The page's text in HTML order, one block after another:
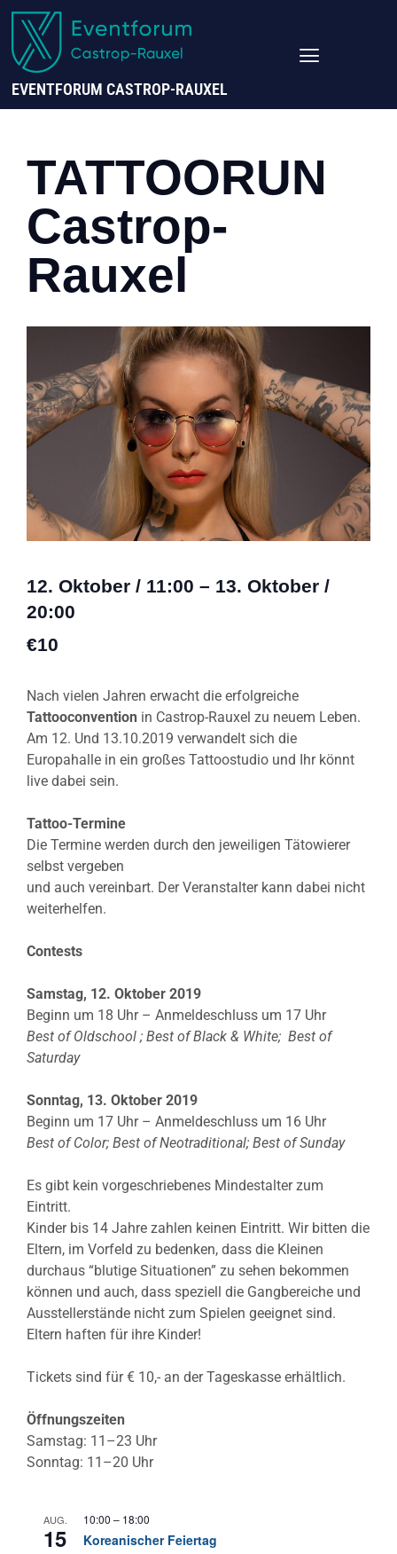
EVENTFORUM CASTROP-RAUXEL
TATTOORUN
Castrop-
Rauxel
12. Oktober / 11:00 – 13. Oktober /
20:00
€10
Nach vielen Jahren erwacht die erfolgreiche
Tattooconvention in Castrop-Rauxel zu neuem Leben.
Am 12. Und 13.10.2019 verwandelt sich die
Europahalle in ein großes Tattoostudio und Ihr könnt
live dabei sein.
Tattoo-Termine
Die Termine werden durch den jeweiligen Tätowierer
selbst vergeben
und auch vereinbart. Der Veranstalter kann dabei nicht
weiterhelfen.
Contests
Samstag, 12. Oktober 2019
Beginn um 18 Uhr – Anmeldeschluss um 17 Uhr
Best of Oldschool ; Best of Black & White; Best of
Saturday
Sonntag, 13. Oktober 2019
Beginn um 17 Uhr – Anmeldeschluss um 16 Uhr
Best of Color; Best of Neotraditional; Best of Sunday
Es gibt kein vorgeschriebenes Mindestalter zum
Eintritt.
Kinder bis 14 Jahre zahlen keinen Eintritt. Wir bitten die
Eltern, im Vorfeld zu bedenken, dass die Kleinen
durchaus “blutige Situationen” zu sehen bekommen
können und auch, dass speziell die Gangbereiche und
Ausstellerstände nicht zum Spielen geeignet sind.
Eltern haften für ihre Kinder!
Tickets sind für € 10,- an der Tageskasse erhältlich.
Öffnungszeiten
Samstag: 11–23 Uhr
Sonntag: 11–20 Uhr
AUG.
15
10:00 – 18:00
Koreanischer Feiertag